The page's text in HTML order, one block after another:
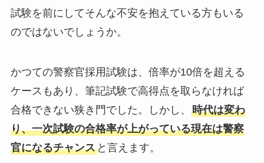
試験を前にしてそんな不安を抱えている方もいる
のではないでしょうか。
かつての警察官採用試験は、倍率が10倍を超える
ケースもあり、筆記試験で高得点を取らなければ
合格できない狭き門でした。しかし、 時代は変わ
り、一次試験の合格率が上がっている現在は警察
官になるチャンスと言えます。